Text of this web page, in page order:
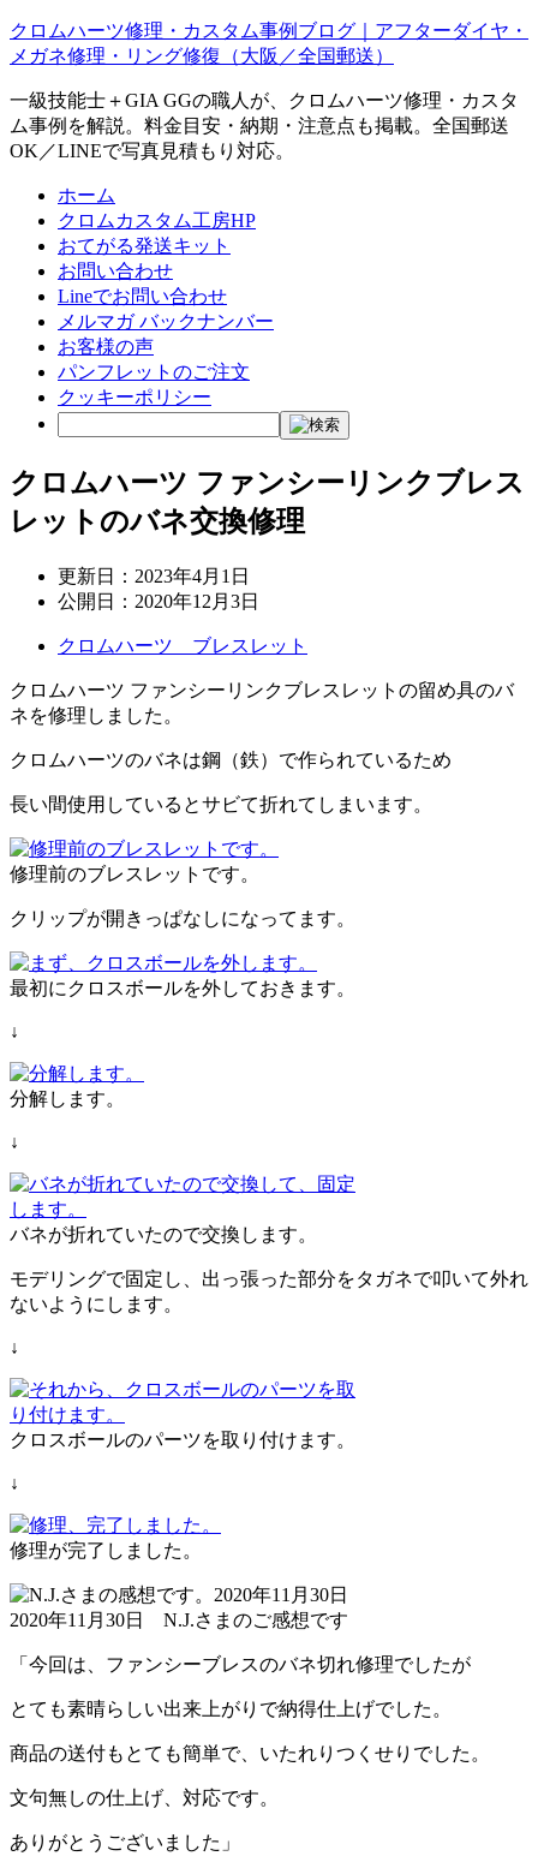
クロムハーツ修理・カスタム事例ブログ｜アフターダイヤ・
メガネ修理・リング修復（大阪／全国郵送）
一級技能士＋GIA GGの職人が、クロムハーツ修理・カスタ
ム事例を解説。料金目安・納期・注意点も掲載。全国郵送
OK／LINEで写真見積もり対応。
ホーム
クロムカスタム工房HP
おてがる発送キット
お問い合わせ
Lineでお問い合わせ
メルマガ バックナンバー
お客様の声
パンフレットのご注文
クッキーポリシー
クロムハーツ ファンシーリンクブレス
レットのバネ交換修理
更新日： 2023年4月1日
公開日： 2020年12月3日
クロムハーツ ブレスレット
クロムハーツ ファンシーリンクブレスレットの留め具のバ
ネを修理しました。
クロムハーツのバネは鋼（鉄）で作られているため
長い間使用しているとサビて折れてしまいます。
修理前のブレスレットです。
クリップが開きっぱなしになってます。
最初にクロスボールを外しておきます。
↓
分解します。
↓
バネが折れていたので交換します。
モデリングで固定し、出っ張った部分をタガネで叩いて外れ
ないようにします。
↓
クロスボールのパーツを取り付けます。
↓
修理が完了しました。
2020年11月30日 N.J.さまのご感想です
「今回は、ファンシーブレスのバネ切れ修理でしたが
とても素晴らしい出来上がりで納得仕上げでした。
商品の送付もとても簡単で、いたれりつくせりでした。
文句無しの仕上げ、対応です。
ありがとうございました」